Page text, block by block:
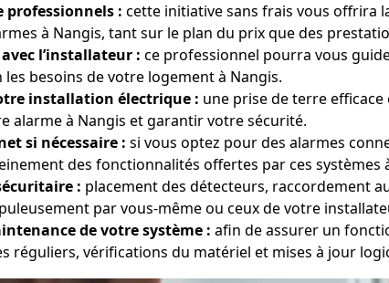
professionnels : cette initiative sans frais vous offrira
à Nangis, tant sur le plan du prix que des
l’installateur : ce professionnel pourra vous
besoins de votre logement à Nangis.
installation électrique : une prise de terre
alarme à Nangis et garantir votre sécurité.
si nécessaire : si vous optez pour des alarmes
des fonctionnalités offertes par ces systèmes
: placement des détecteurs, raccordement
par vous-même ou ceux de votre
de votre système : afin de assurer un
réguliers, vérifications du matériel et mises à jour